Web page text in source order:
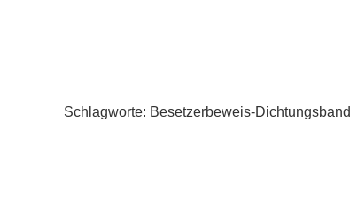
Schlagworte: Besetzerbeweis-Dichtungsband